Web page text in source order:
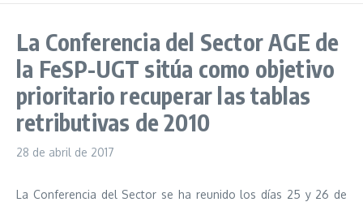
La Conferencia del Sector AGE de
la FeSP-UGT sitúa como objetivo
prioritario recuperar las tablas
retributivas de 2010
28 de abril de 2017
La Conferencia del Sector se ha reunido los días 25 y 26 de